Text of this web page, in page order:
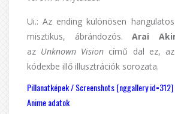
Ui.: Az ending különösen
misztikus, ábrándozós. Arai
az Unknown Vision című dal ez,
kódexbe illő illusztrációk sorozata.
Pillanatképek / Screenshots [nggallery id=312]
Anime adatok